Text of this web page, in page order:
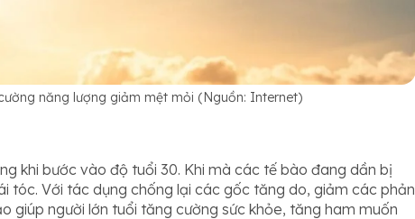
năng lượng giảm mệt mỏi (Nguồn: Internet)
khi bước vào độ tuổi 30. Khi mà các tế bào đang dần bị
tóc. Với tác dụng chống lại các gốc tăng do, giảm các phản
giúp người lớn tuổi tăng cường sức khỏe, tăng ham muốn